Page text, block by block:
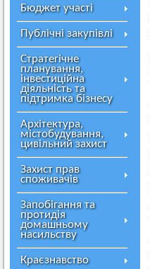
Бюджет участі
Публічні закупівлі
Стратегічне
планування,
інвестиційна
діяльність та
підтримка бізнесу
Архітектура,
містобудування,
цивільний захист
Захист прав
споживачів
Запобігання та
протидія
домашньому
насильству
Краєзнавство